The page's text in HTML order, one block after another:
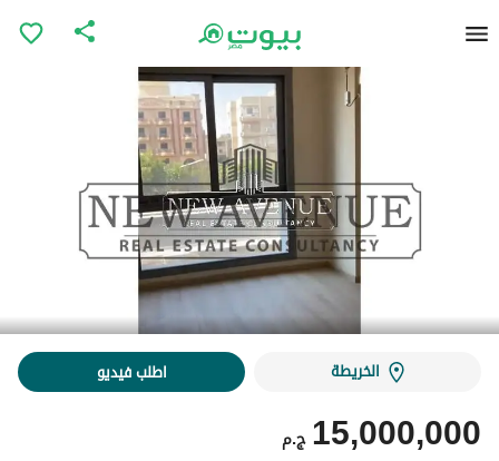
الخريطة اطلب فيديو
ج.م 15,000,000